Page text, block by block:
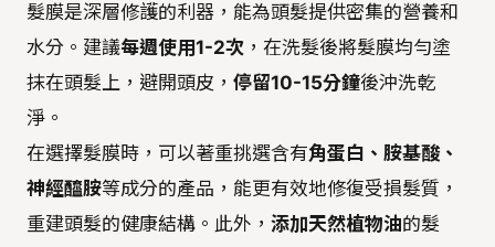
髮膜是深層修護的利器，能為頭髮提供密集的營養和
水分。建議每週使用1-2次 ，在洗髮後將髮膜均勻塗
抹在頭髮上，避開頭皮， 停留10-15分鐘後沖洗乾
淨。
在選擇髮膜時，可以著重挑選含有角蛋白、胺基酸、
神經醯胺等成分的產品，能更有效地修復受損髮質，
重建頭髮的健康結構。此外， 添加天然植物油的髮